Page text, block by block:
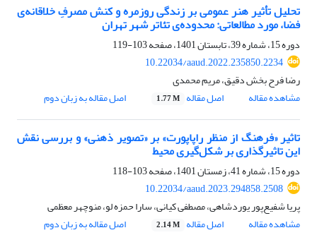
تحلیل تأثیر هنر عمومی بر زندگی روزمره و کنش مصرفِ خلاقانه‌‌ی
فضا، مورد مطالعاتی: محدوده‌‌ی تئاتر شهر تهران
دوره 15، شماره 39، تابستان 1401، صفحه
103-119
10.22034/aaud.2022.235850.2234
رضا فرح بخش دقیق، مریم محمدی
مشاهده مقاله
اصل مقاله 1.77 M اصل مقاله به زبان دوم
تاثیر «فرهنگ از منظر راپاپورت» بر «تصویر ذهنی» و بررسی نقش
این تاثیرگذاری بر شکل‌گیری محیط
دوره 15، شماره 41، زمستان 1401، صفحه
103-118
10.22034/aaud.2023.294858.2508
پریا شفیع‌پور یوردشاهی، مصطفی کیانی، سارا حمزه لو، منوچهر معظمی
مشاهده مقاله
اصل مقاله 2.14 M اصل مقاله به زبان دوم